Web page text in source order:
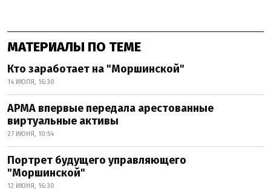
МАТЕРИАЛЫ ПО ТЕМЕ
Кто заработает на "Моршинской"
14 ИЮЛЯ, 16:30
АРМА впервые передала арестованные
виртуальные активы
27 ИЮНЯ, 10:54
Портрет будущего управляющего
"Моршинской"
12 ИЮНЯ, 16:30